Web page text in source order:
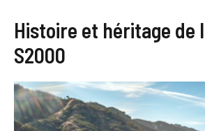
Histoire et héritage de
S2000